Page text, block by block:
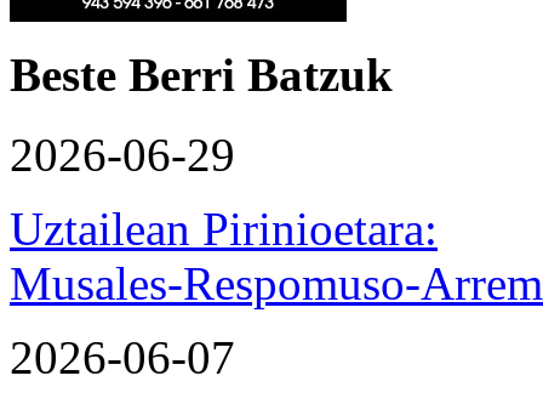
Beste Berri Batzuk
2026-06-29
Uztailean Pirinioetara:
Musales-Respomuso-
2026-06-07